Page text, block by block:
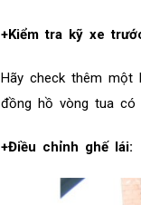
+Kiểm tra kỹ xe
Hãy check thêm
đồng hồ vòng tua có
+Điều chỉnh ghế lái: